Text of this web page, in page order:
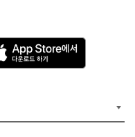
A
p
p
e